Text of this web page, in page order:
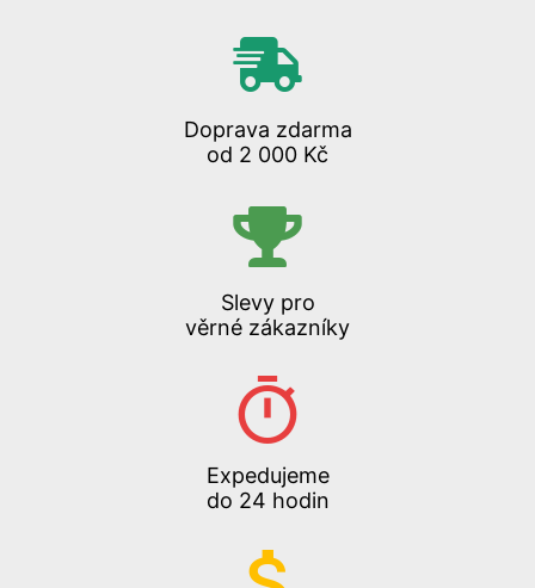
Doprava zdarma
od 2 000 Kč
Slevy pro
věrné zákazníky
Expedujeme
do 24 hodin